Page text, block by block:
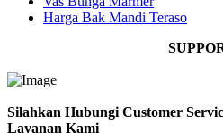
Harga Bak Mandi Teraso
Silahkan Hubungi Customer
Layanan Kami